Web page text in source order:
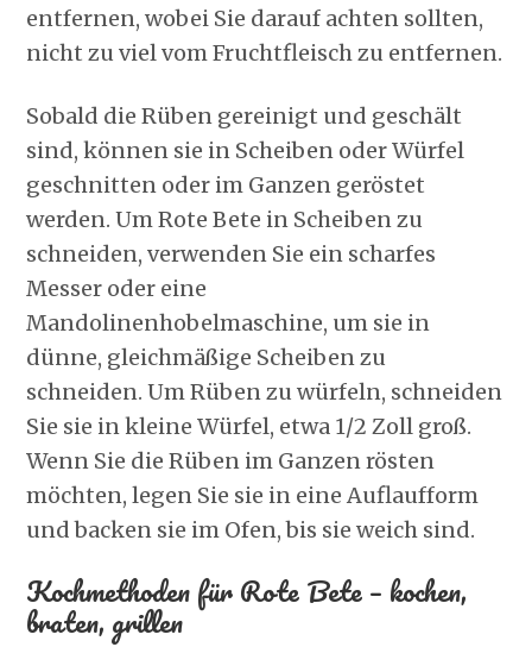
entfernen, wobei Sie darauf achten sollten,
nicht zu viel vom Fruchtfleisch zu entfernen.
Sobald die Rüben gereinigt und geschält
sind, können sie in Scheiben oder Würfel
geschnitten oder im Ganzen geröstet
werden. Um Rote Bete in Scheiben zu
schneiden, verwenden Sie ein scharfes
Messer oder eine
Mandolinenhobelmaschine, um sie in
dünne, gleichmäßige Scheiben zu
schneiden. Um Rüben zu würfeln, schneiden
Sie sie in kleine Würfel, etwa 1/2 Zoll groß.
Wenn Sie die Rüben im Ganzen rösten
möchten, legen Sie sie in eine Auflaufform
und backen sie im Ofen, bis sie weich sind.
Kochmethoden für Rote Bete – kochen,
braten, grillen